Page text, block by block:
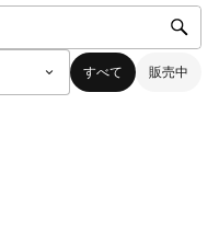
すべて 販売中